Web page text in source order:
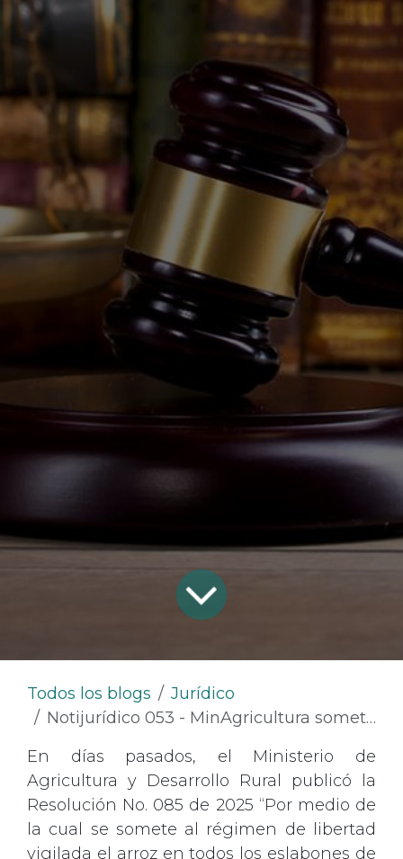
Todos los blogs
Jurídico
Notijurídico 053 - MinAgricultura somete al régimen de libertad vigilada el arroz en todos los eslabones de la cadena productiva
En días pasados, el Ministerio de
Agricultura y Desarrollo Rural publicó la
Resolución No. 085 de 2025 “Por medio de
la cual se somete al régimen de libertad
vigilada el arroz en todos los eslabones de